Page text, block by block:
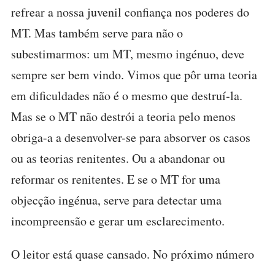
refrear a nossa juvenil confiança nos poderes do
MT. Mas também serve para não o
subestimarmos: um MT, mesmo ingénuo, deve
sempre ser bem vindo. Vimos que pôr uma teoria
em dificuldades não é o mesmo que destruí-la.
Mas se o MT não destrói a teoria pelo menos
obriga-a a desenvolver-se para absorver os casos
ou as teorias renitentes. Ou a abandonar ou
reformar os renitentes. E se o MT for uma
objecção ingénua, serve para detectar uma
incompreensão e gerar um esclarecimento.
O leitor está quase cansado. No próximo número